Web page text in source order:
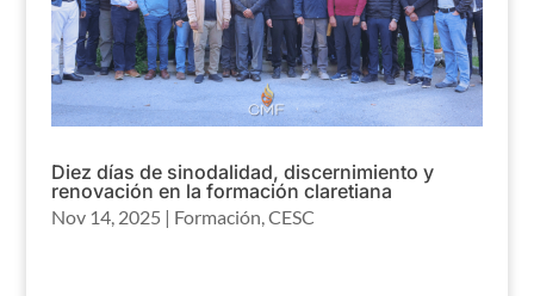
Diez días de sinodalidad, discernimiento y
renovación en la formación claretiana
Nov 14, 2025 | Formación CESC